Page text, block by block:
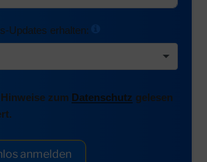
Updates erhalten:
zum Datenschutz gelesen
anmelden